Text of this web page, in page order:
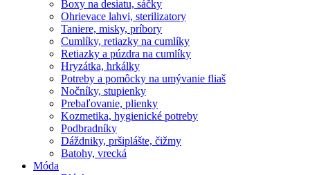
Boxy na desiatu, sáčky
Ohrievace lahvi, sterilizatory
Taniere, misky, príbory
Cumlíky, retiazky na cumlíky
Retiazky a púzdra na cumlíky
Hryzátka, hrkálky
Potreby a pomôcky na umývanie fliaš
Nočníky, stupienky
Prebaľovanie, plienky
Kozmetika, hygienické potreby
Podbradníky
Dáždniky, pršiplášte, čižmy
Batohy, vrecká
Móda